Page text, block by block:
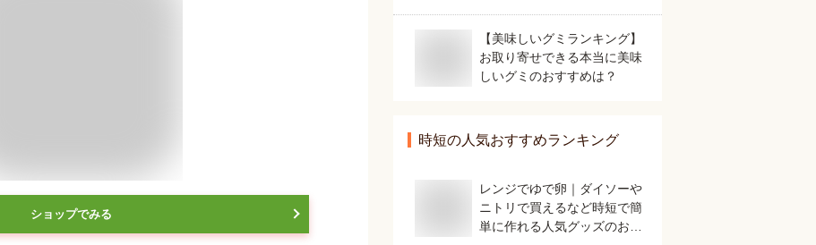
ショップでみる
【美味しいグミランキング】
お取り寄せできる本当に美味
しいグミのおすすめは？
時短の人気おすすめランキング
レンジでゆで卵｜ダイソーや
ニトリで買えるなど時短で簡
単に作れる人気グッズのおす